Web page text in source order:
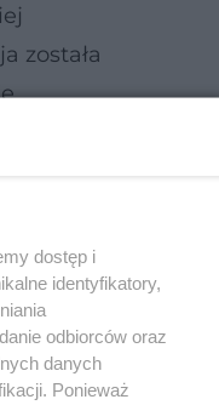
została
ma
dostęp i
identyfikatory,
odbiorców oraz
danych
Ponieważ